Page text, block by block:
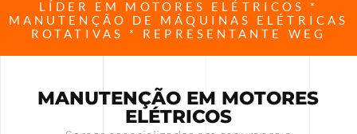
LÍDER EM MOTORES ELÉTRICOS *
MANUTENÇÃO DE MÁQUINAS ELÉTRICAS
ROTATIVAS * REPRESENTANTE WEG
MANUTENÇÃO EM MOTORES
ELÉTRICOS